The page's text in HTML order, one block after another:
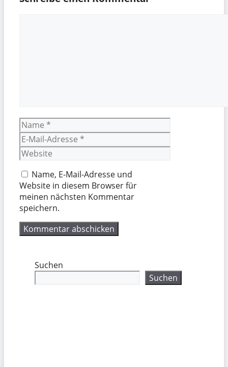
Name
E-
Mail-
Adresse
Website
Name, E-Mail-Adresse und
Website in diesem Browser für
meinen nächsten Kommentar
speichern.
Suchen
Suchen